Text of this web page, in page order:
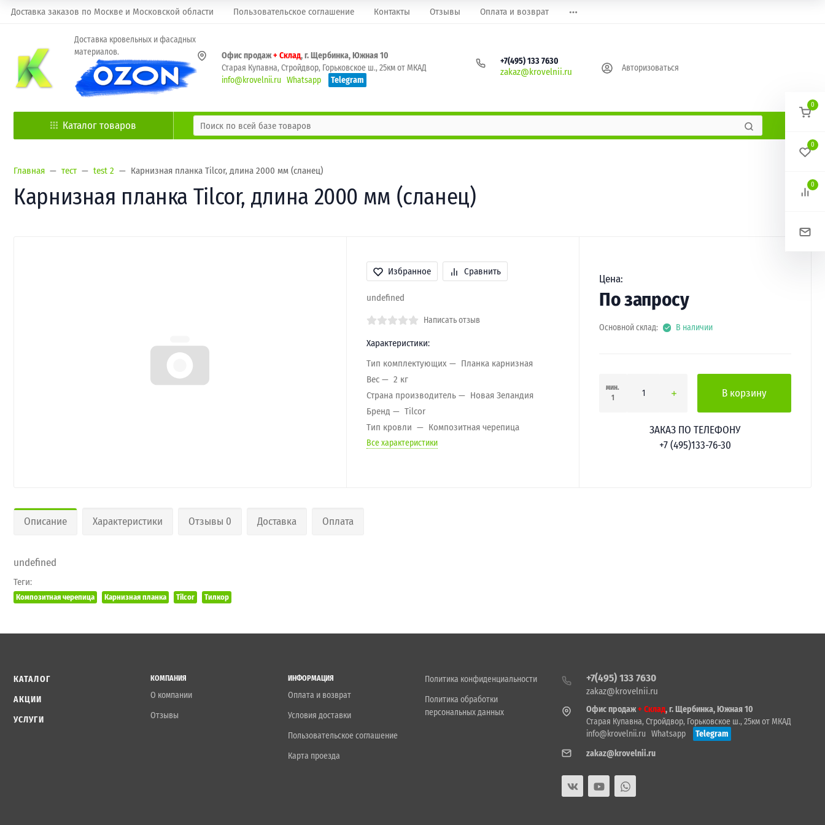
Доставка заказов по Москве и Московской области Пользовательское соглашение Контакты Отзывы Оплата и возврат
Доставка кровельных и фасадных
материалов.
Офис продаж+ Склад, г. Щербинка, Южная 10
Старая Купавна, Стройдвор, Горьковское ш., 25км от МКАД
info@krovelnii.ru Whatsapp Telegram
+7(495) 133 7630
zakaz@krovelnii.ru Авторизоваться
Каталог товаров
Главная тест test 2 Карнизная планка Tilcor, длина 2000 мм (сланец)
Карнизная планка Tilcor, длина 2000 мм (сланец)
Избранное Сравнить
undefined
Написать отзыв
Характеристики:
Тип комплектующих
Планка карнизная
Вес
2 кг
Страна производитель
Новая Зеландия
Бренд
Tilcor
Тип кровли
Композитная черепица
Все характеристики
Цена:
По запросу
Основной склад: В наличии
мин.
1
В корзину
ЗАКАЗ ПО ТЕЛЕФОНУ
+7 (495)133-76-30
Описание Характеристики Отзывы 0 Доставка Оплата
undefined
Теги:
Композитная черепица Карнизная планка Tilcor Тилкор
КАТАЛОГ
АКЦИИ
УСЛУГИ
КОМПАНИЯ
О компании
Отзывы
ИНФОРМАЦИЯ
Оплата и возврат
Условия доставки
Пользовательское соглашение
Карта проезда
Политика конфиденциальности
Политика обработки
персональных данных
+7(495) 133 7630
zakaz@krovelnii.ru
Офис продаж+ Склад, г. Щербинка, Южная 10
Старая Купавна, Стройдвор, Горьковское ш., 25км от МКАД
info@krovelnii.ru
Whatsapp
Telegram
zakaz@krovelnii.ru
0
0
0